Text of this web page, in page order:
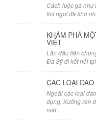
Cách luộc gà như
thịt ngọt đã khó
KHÁM PHÁ
VIỆT
Lần đâu tiên
Đa Sỹ đi kết nối
CÁC LOẠI
Ngoài các loại
dụng, Xưởng rèn
mặt...